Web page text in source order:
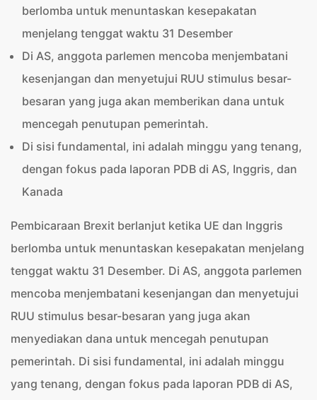
berlomba untuk menuntaskan kesepakatan
menjelang tenggat waktu 31 Desember
Di AS, anggota parlemen mencoba menjembatani
kesenjangan dan menyetujui RUU stimulus besar-
besaran yang juga akan memberikan dana untuk
mencegah penutupan pemerintah.
Di sisi fundamental, ini adalah minggu yang tenang,
dengan fokus pada laporan PDB di AS, Inggris, dan
Kanada
Pembicaraan Brexit berlanjut ketika UE dan Inggris
berlomba untuk menuntaskan kesepakatan menjelang
tenggat waktu 31 Desember. Di AS, anggota parlemen
mencoba menjembatani kesenjangan dan menyetujui
RUU stimulus besar-besaran yang juga akan
menyediakan dana untuk mencegah penutupan
pemerintah. Di sisi fundamental, ini adalah minggu
yang tenang, dengan fokus pada laporan PDB di AS,